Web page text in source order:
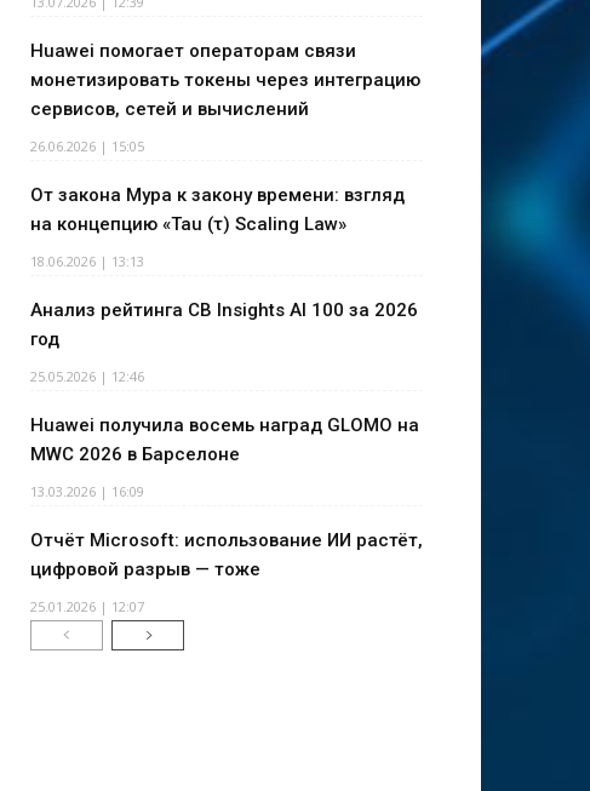
Huawei помогает операторам связи
монетизировать токены через интеграцию
сервисов, сетей и вычислений
26.06.2026 | 15:05
От закона Мура к закону времени: взгляд
на концепцию «Tau (τ) Scaling Law»
18.06.2026 | 13:13
Анализ рейтинга CB Insights AI 100 за 2026
год
25.05.2026 | 12:46
Huawei получила восемь наград GLOMO на
MWC 2026 в Барселоне
13.03.2026 | 16:09
Отчёт Microsoft: использование ИИ растёт,
цифровой разрыв — тоже
25.01.2026 | 12:07